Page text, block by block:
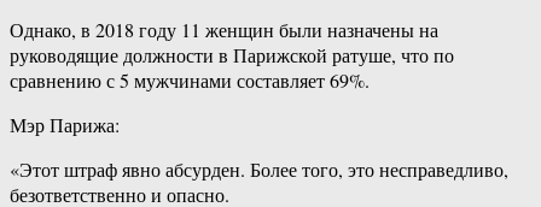
Однако, в 2018 году 11 женщин были назначены на
руководящие должности в Парижской ратуше, что по
сравнению с 5 мужчинами составляет 69%.
Мэр Парижа:
«Этот штраф явно абсурден. Более того, это несправедливо,
безответственно и опасно.